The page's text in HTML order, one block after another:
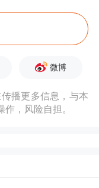
向红星资本
组委会交付
涵盖纯电、
微博
播更多信息，与本
，风险自担。